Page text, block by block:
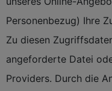
Personenbezug) Ihre
Zu diesen
angeforderte Datei
Providers. Durch die